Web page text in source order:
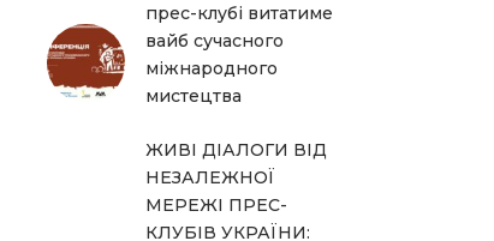
прес-клубі витатиме
вайб сучасного
міжнародного
мистецтва
ЖИВІ ДІАЛОГИ ВІД
НЕЗАЛЕЖНОЇ
МЕРЕЖІ ПРЕС-
КЛУБІВ УКРАЇНИ: